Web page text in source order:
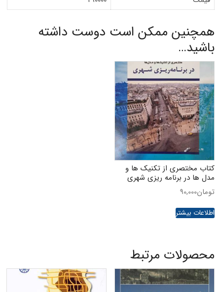
همچنین ممکن است دوست داشته
باشید…
کتاب مختصری از تکنیک ها و
مدل ها در برنامه ریزی شهری
تومان90,000
اطلاعات بیشتر
محصولات مرتبط